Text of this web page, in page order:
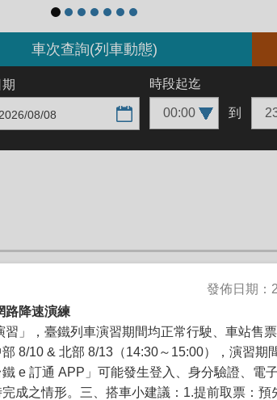
車次查詢(列車動態)
查詢
點查詢
期
選擇日期
時段起迄
到
發佈日期：
路降速演練
」，臺鐵列車演習期間均正常行駛、車站售
8/10 & 北部 8/13（14:30～15:00），演習期
e 訂通 APP」可能發生登入、身分驗證、電
成之情形。三、搭車小建議：1.提前取票：預